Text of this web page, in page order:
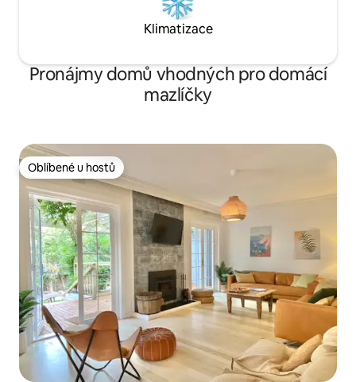
Klimatizace
Pronájmy domů vhodných pro domácí
mazlíčky
Oblíbené u hostů
Oblíbené u hostů